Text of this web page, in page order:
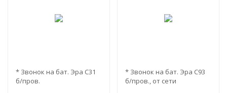
* Звонок на бат. Эра С31
б/пров.
* Звонок на бат. Эра С93
б/пров., от сети